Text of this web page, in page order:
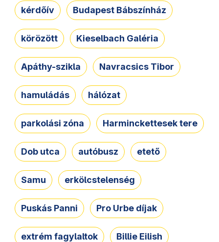
kérdőív Budapest Bábszínház
körözött Kieselbach Galéria
Apáthy-szikla Navracsics Tibor
hamuládás hálózat
parkolási zóna Harminckettesek tere
Dob utca autóbusz etető
Samu erkölcstelenség
Puskás Panni Pro Urbe díjak
extrém fagylaltok Billie Eilish